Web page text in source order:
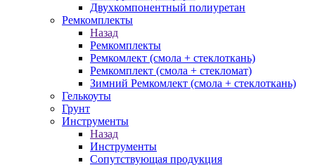
Двухкомпонентный полиуретан
Ремкомплекты
Назад
Ремкомплекты
Ремкомлект (смола + стеклоткань)
Ремкомплект (смола + стекломат)
Зимний Ремкомлект (смола + стеклоткань)
Гелькоуты
Грунт
Инструменты
Назад
Инструменты
Сопутствующая продукция